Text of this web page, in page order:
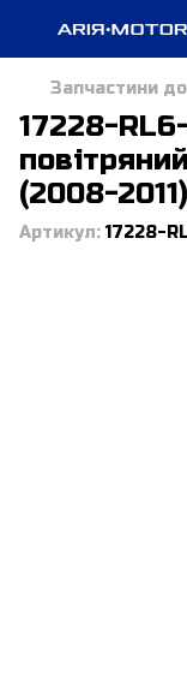
Запчастини
17228-
(2008-2011)
Артикул:17228-